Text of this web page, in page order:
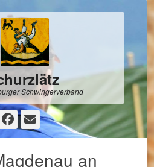
Schwingerverband
Facebook
E-
Mail
an